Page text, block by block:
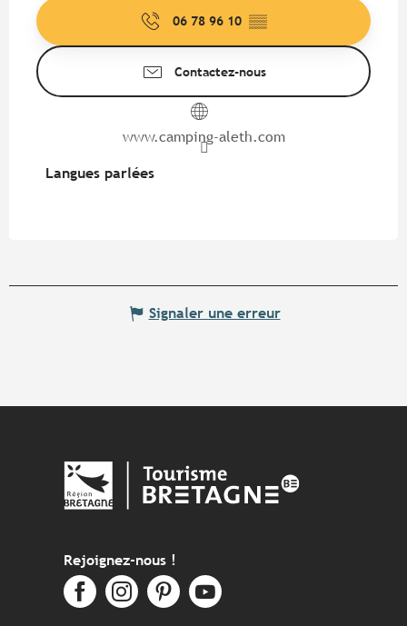
06 78 96 10 ▒▒
Contactez-nous
www.camping-aleth.com
Langues parlées
Langues parlées
Signaler une erreur
Rejoignez-nous !